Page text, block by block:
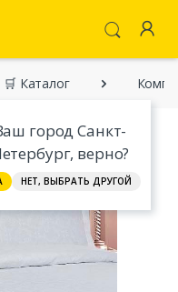
город Санкт-
верно?
НЕТ, ВЫБРАТЬ ДРУГОЙ
🛒 Каталог